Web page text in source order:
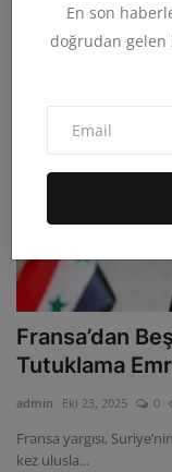
En son
doğrudan gelen
Fransa’dan
Tutuklama
admin Eki 23, 2025 0
Fransa yargısı,
kez ulusla...